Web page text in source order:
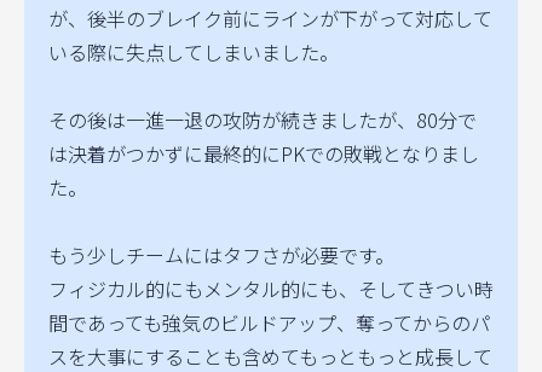
が、後半のブレイク前にラインが下がって対応して
いる際に失点してしまいました。
その後は一進一退の攻防が続きましたが、80分で
は決着がつかずに最終的にPKでの敗戦となりまし
た。
もう少しチームにはタフさが必要です。
フィジカル的にもメンタル的にも、そしてきつい時
間であっても強気のビルドアップ、奪ってからのパ
スを大事にすることも含めてもっともっと成長して